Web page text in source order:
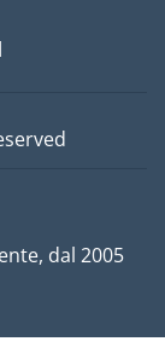
dal 2005